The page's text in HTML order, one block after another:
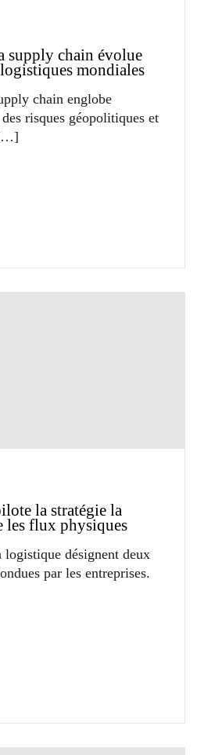
supply chain évolue
mondiales
chain englobe
risques géopolitiques et
la stratégie la
les flux physiques
désignent deux
par les entreprises.